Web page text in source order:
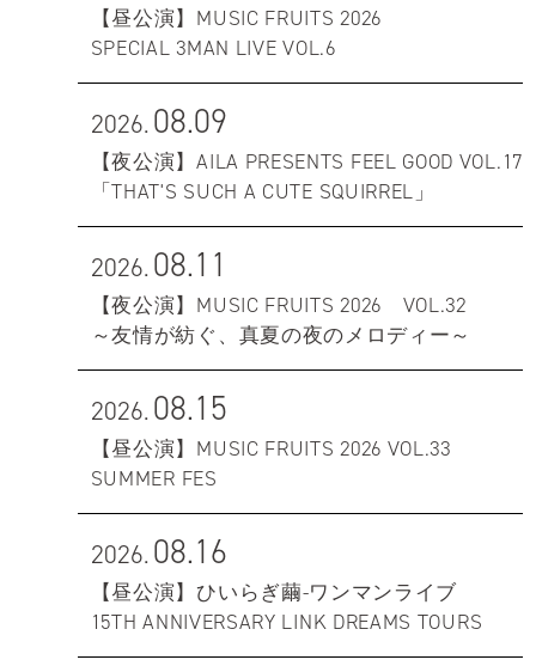
【昼公演】MUSIC FRUITS 2026
SPECIAL 3MAN LIVE VOL.6
2026.08.09
【夜公演】AILA PRESENTS FEEL GOOD VOL.17
「THAT'S SUCH A CUTE SQUIRREL」
2026.08.11
【夜公演】MUSIC FRUITS 2026 VOL.32
～友情が紡ぐ、真夏の夜のメロディー～
2026.08.15
【昼公演】MUSIC FRUITS 2026 VOL.33
SUMMER FES
2026.08.16
【昼公演】ひいらぎ繭-ワンマンライブ
15TH ANNIVERSARY LINK DREAMS TOURS